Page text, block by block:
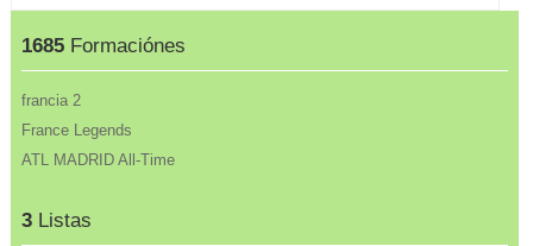
1685 Formaciónes
francia 2
France Legends
ATL MADRID All-Time
3 Listas